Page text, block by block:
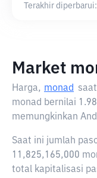
Terakhir diperbarui:
Market
Harga, monad
monad bernilai
memungkinkan
Saat ini jumlah
11,825,165,000
total kapitalisasi